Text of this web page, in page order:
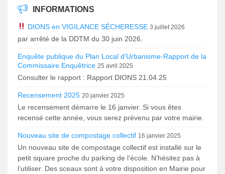
INFORMATIONS
DIONS en VIGILANCE SÉCHERESSE 3 juillet 2026
par arrêté de la DDTM du 30 juin 2026.
Enquête publique du Plan Local d’Urbanisme-Rapport de la
Commissaire Enquêtrice 25 avril 2025
Consulter le rapport : Rapport DIONS 21.04.25
Recensement 2025 20 janvier 2025
Le recensement démarre le 16 janvier. Si vous êtes
recensé cette année, vous serez prévenu par votre mairie.
Nouveau site de compostage collectif 16 janvier 2025
Un nouveau site de compostage collectif est installé sur le
petit square proche du parking de l’école. N’hésitez pas à
l’utiliser. Des sceaux sont à votre disposition en Mairie pour